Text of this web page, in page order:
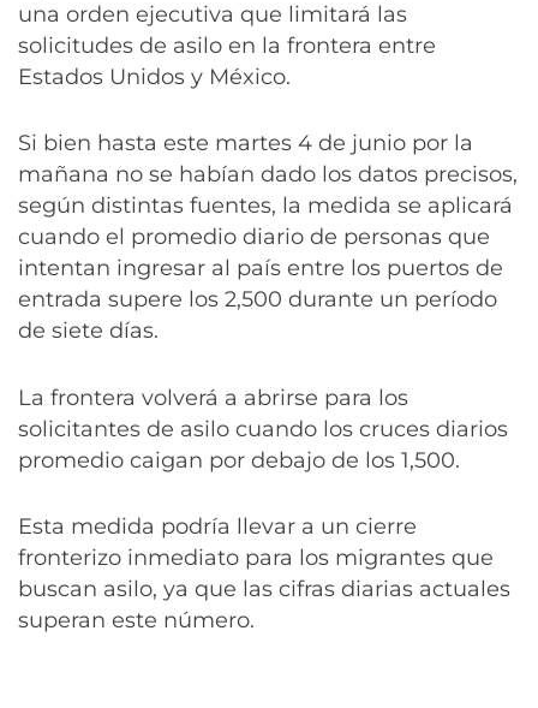
una orden ejecutiva que limitará las
solicitudes de asilo en la frontera entre
Estados Unidos y México.
Si bien hasta este martes 4 de junio por la
mañana no se habían dado los datos precisos,
según distintas fuentes, la medida se aplicará
cuando el promedio diario de personas que
intentan ingresar al país entre los puertos de
entrada supere los 2,500 durante un período
de siete días.
La frontera volverá a abrirse para los
solicitantes de asilo cuando los cruces diarios
promedio caigan por debajo de los 1,500.
Esta medida podría llevar a un cierre
fronterizo inmediato para los migrantes que
buscan asilo, ya que las cifras diarias actuales
superan este número.